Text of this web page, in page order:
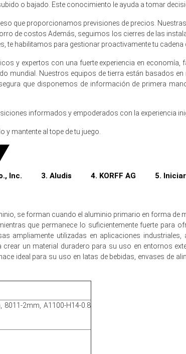
los compradores adelantaron las compras en
las ofertas elevadas mientras que
en MEA?
lingotes redujeron el suministro inmediato,
de 2025
aproximadamenteUSD 6223.67/MT, reflejando los
las importaciones restringidas y el aumento del flete
ganancias a principios de año a medida que la
en diciembre a medida que las entradas de
afectaron la disponibilidad, mientras que la logística
o bajado. Este conocimiento le ayuda a tomar
que proporcionamos previsiones de precios.
de costos Además, seguimos los cierres de las
habilitamos para gestionar proactivamente tu cadena
y expertos con una fuerte experiencia en
mundial. Nuestros equipos de tierra están basados
que disponemos de información de primera
informados y empoderados con la experiencia
mantente al tope de tu juego.
Inc. 3. Aludis 4. KORFF AG 5.
se forman cuando el aluminio primario en forma de
que permanece lo suficientemente fuerte para
ampliamente utilizadas en aplicaciones
un material duradero para su uso en entornos
ideal para su uso en latas de bebidas, envases de
8011-2mm, A1100-H14-0.8